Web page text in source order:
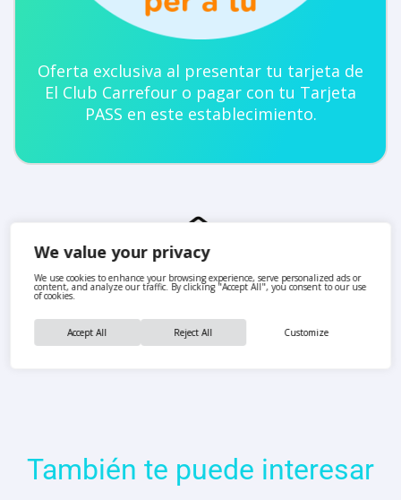
We value your privacy
We use cookies to enhance your browsing experience, serve personalized ads or
content, and analyze our traffic. By clicking "Accept All", you consent to our use
of cookies.
Customize
Reject All
Accept All
Oferta exclusiva al presentar tu tarjeta de
El Club Carrefour o pagar con tu Tarjeta
PASS en este establecimiento.
También te puede interesar